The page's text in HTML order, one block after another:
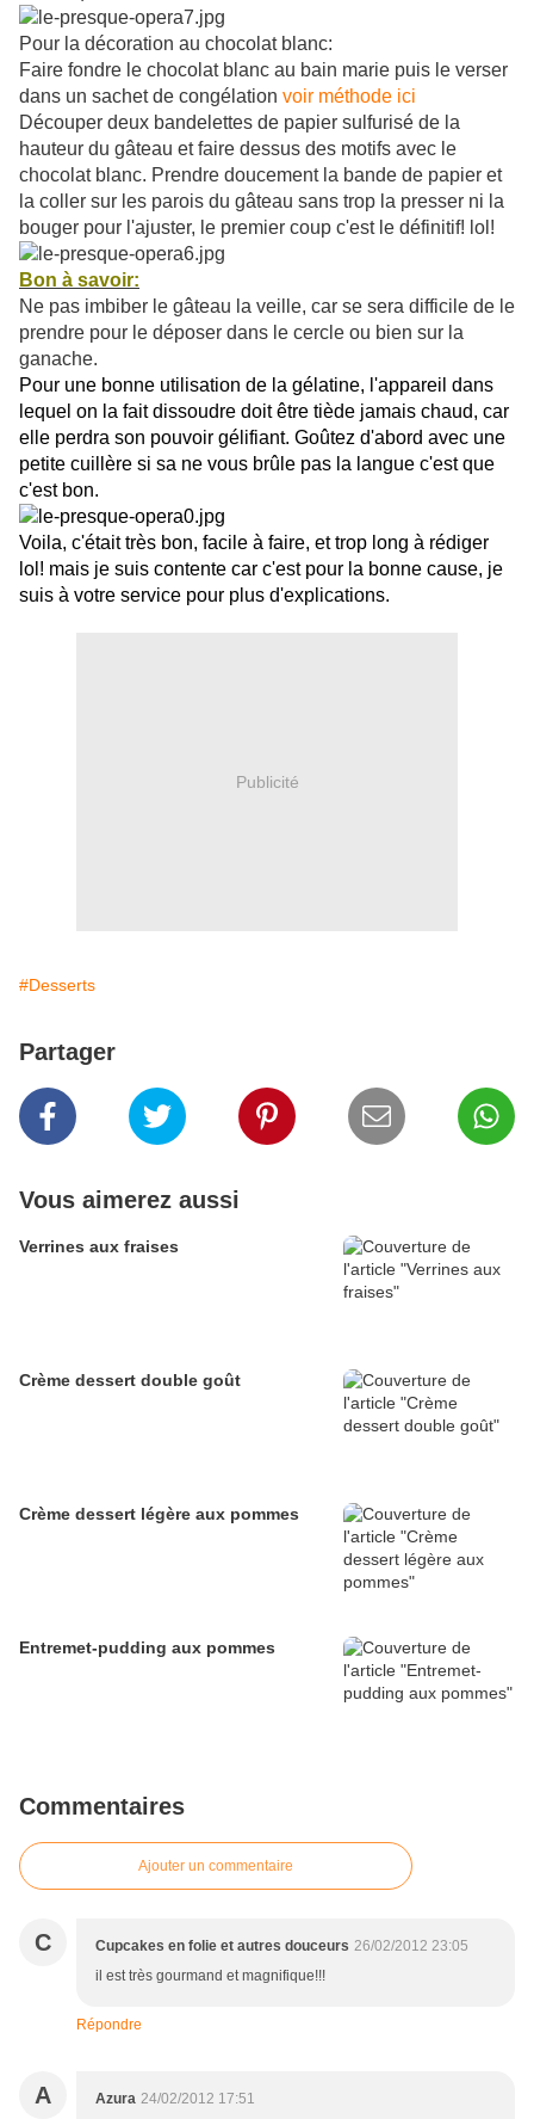
Pour la décoration au chocolat blanc:
Faire fondre le chocolat blanc au bain marie puis le verser
dans un sachet de congélation voir méthode ici
Découper deux bandelettes de papier sulfurisé de la
hauteur du gâteau et faire dessus des motifs avec le
chocolat blanc. Prendre doucement la bande de papier et
la coller sur les parois du gâteau sans trop la presser ni la
bouger pour l'ajuster, le premier coup c'est le définitif! lol!
Bon à savoir:
Ne pas imbiber le gâteau la veille, car se sera difficile de le
prendre pour le déposer dans le cercle ou bien sur la
ganache.
Pour une bonne utilisation de la gélatine, l'appareil dans
lequel on la fait dissoudre doit être tiède jamais chaud, car
elle perdra son pouvoir gélifiant. Goûtez d'abord avec une
petite cuillère si sa ne vous brûle pas la langue c'est que
c'est bon.
Voila, c'était très bon, facile à faire, et trop long à rédiger
lol! mais je suis contente car c'est pour la bonne cause, je
suis à votre service pour plus d'explications.
Publicité
#Desserts
Partager
Vous aimerez aussi
Verrines aux fraises
Crème dessert double goût
Crème dessert légère aux pommes
Entremet-pudding aux pommes
Commentaires
Ajouter un commentaire
C Cupcakes en folie et autres douceurs 26/02/2012 23:05
il est très gourmand et magnifique!!!
Répondre
A Azura 24/02/2012 17:51